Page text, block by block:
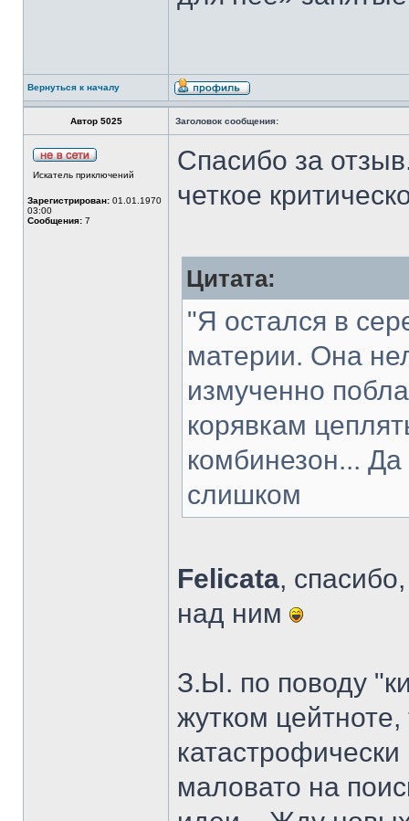
Вернуться к началу
Автор 5025 Заголовок сообщения:
Искатель приключений
Зарегистрирован: 01.01.1970
03:00
Сообщения: 7
Спасибо за
четкое
Цитата:
"Я остался в
материи. Она
измученно
корявкам
комбинезон...
слишком
Felicata,
над ним
З.Ы. по поводу
жутком цейтноте,
маловато на